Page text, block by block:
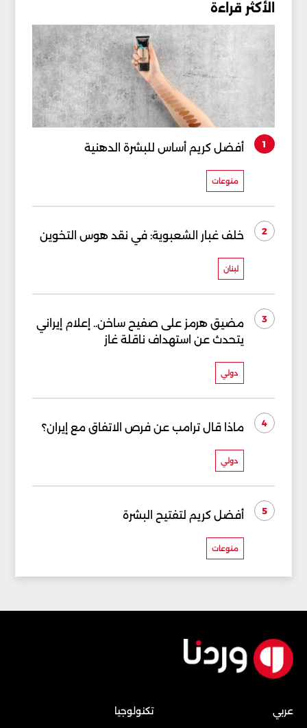
الأكثر قراءة
1 أفضل كريم أساس للبشرة الدهنية
منوعات
2 خلف غبار الشعبوية: في نقد هوس التخوين
لبنان
3
مضيق هرمز على صفيح ساخن.. إعلام إيراني
يتحدث عن استهداف ناقلة غاز
دولي
4 ماذا قال ترامب عن فرص الاتفاق مع إيران؟
دولي
5 أفضل كريم لتفتيح البشرة
منوعات
عربي
تكنولوجيا